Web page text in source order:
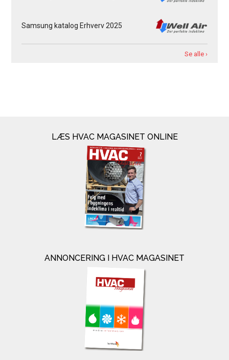
Samsung katalog Erhverv 2025
Se alle ›
LÆS HVAC MAGASINET ONLINE
ANNONCERING I HVAC MAGASINET